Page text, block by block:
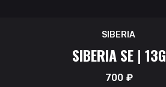
SIBERIA
SIBERIA SE | 13G
700₽